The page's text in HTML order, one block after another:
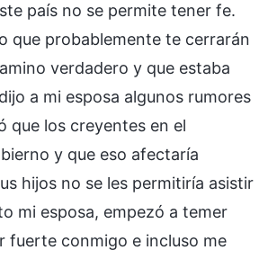
país no se permite tener fe.
que probablemente te cerrarán
verdadero y que estaba
a mi esposa algunos rumores
que los creyentes en el
y que eso afectaría
hijos no se les permitiría asistir
mi esposa, empezó a temer
fuerte conmigo e incluso me